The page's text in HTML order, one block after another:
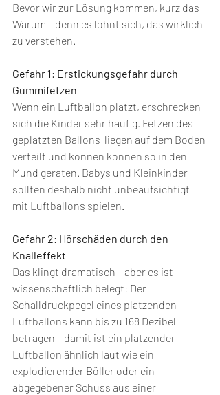
Bevor wir zur Lösung kommen, kurz das
Warum – denn es lohnt sich, das wirklich
zu verstehen.
Gefahr 1: Erstickungsgefahr durch
Gummifetzen
Wenn ein Luftballon platzt, erschrecken
sich die Kinder sehr häufig. Fetzen des
geplatzten Ballons  liegen auf dem Boden
verteilt und können können so in den
Mund geraten. Babys und Kleinkinder
sollten deshalb nicht unbeaufsichtigt
mit Luftballons spielen.
Gefahr 2: Hörschäden durch den
Knalleffekt
Das klingt dramatisch – aber es ist
wissenschaftlich belegt: Der
Schalldruckpegel eines platzenden
Luftballons kann bis zu 168 Dezibel
betragen – damit ist ein platzender
Luftballon ähnlich laut wie ein
explodierender Böller oder ein
abgegebener Schuss aus einer